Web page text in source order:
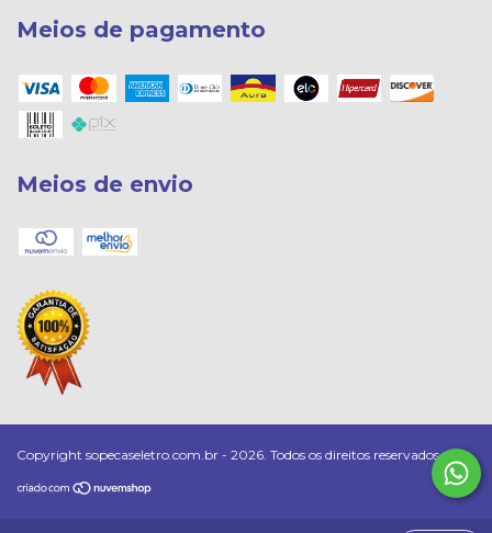
Meios de pagamento
Meios de envio
Copyright sopecaseletro.com.br - 2026. Todos os direitos reservados.